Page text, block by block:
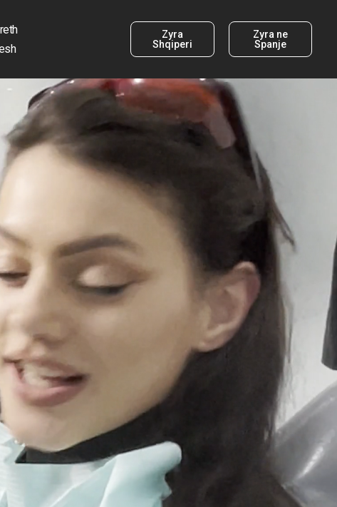
Zyra
Shqiperi
Zyra ne
Spanje